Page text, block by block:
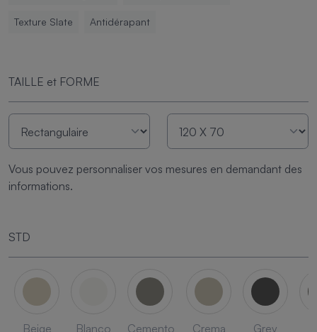
Texture Slate Antidérapant
TAILLE et FORME
Vous pouvez personnaliser vos mesures en demandant des
informations.
STD
Beige Blanco Cemento Crema Grey